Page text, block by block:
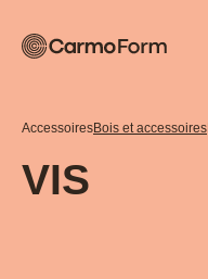
AccessoiresBois et accessoires
VIS